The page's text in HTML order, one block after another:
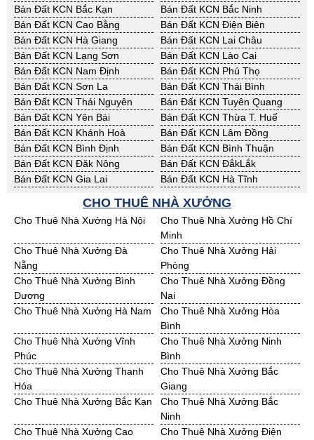
Bán Đất KCN Bắc Kạn
Bán Đất KCN Bắc Ninh
Bán Đất KCN Cao Bằng
Bán Đất KCN Điện Biên
Bán Đất KCN Hà Giang
Bán Đất KCN Lai Châu
Bán Đất KCN Lạng Sơn
Bán Đất KCN Lào Cai
Bán Đất KCN Nam Định
Bán Đất KCN Phú Thọ
Bán Đất KCN Sơn La
Bán Đất KCN Thái Bình
Bán Đất KCN Thái Nguyên
Bán Đất KCN Tuyên Quang
Bán Đất KCN Yên Bái
Bán Đất KCN Thừa T. Huế
Bán Đất KCN Khánh Hoà
Bán Đất KCN Lâm Đồng
Bán Đất KCN Bình Định
Bán Đất KCN Bình Thuận
Bán Đất KCN Đăk Nông
Bán Đất KCN ĐắkLắk
Bán Đất KCN Gia Lai
Bán Đất KCN Hà Tĩnh
Bán Đất KCN Nghệ An
Bán Đất KCN Ninh Thuận
Bán Đất KCN Phú Yên
Bán Đất KCN Quảng Bình
Bán Đất KCN Quảng Nam
Bán Đất KCN Quảng Ngãi
Bán Đất KCN Bà Rịa - VT
Bán Đất KCN Cần Thơ
Bán Đất KCN An Giang
Bán Đất KCN Bạc Liêu
Bán Đất KCN Bến Tre
Bán Đất KCN Bình Phước
Bán Đất KCN Cà Mau
Bán Đất KCN Đồng Tháp
Bán Đất KCN Hậu Giang
Bán Đất KCN Kiên Giang
Bán Đất KCN Long An
Bán Đất KCN Sóc Trăng
Bán Đất KCN Tây Ninh
Bán Đất KCN Tiền Giang
Bán Đất KCN Trà Vinh
Bán Đất KCN Vĩnh Long
Bán Đất KCN Hải Dương
Bán Đất KCN Hưng Yên
Bán Đất KCN Quảng Ninh
CHO THUÊ NHÀ XƯỞNG
Cho Thuê Nhà Xưởng Hà Nội
Cho Thuê Nhà Xưởng Hồ Chí
Minh
Cho Thuê Nhà Xưởng Đà
Nẵng
Cho Thuê Nhà Xưởng Hải
Phòng
Cho Thuê Nhà Xưởng Bình
Dương
Cho Thuê Nhà Xưởng Đồng
Nai
Cho Thuê Nhà Xưởng Hà Nam
Cho Thuê Nhà Xưởng Hòa
Bình
Cho Thuê Nhà Xưởng Vĩnh
Phúc
Cho Thuê Nhà Xưởng Ninh
Bình
Cho Thuê Nhà Xưởng Thanh
Hóa
Cho Thuê Nhà Xưởng Bắc
Giang
Cho Thuê Nhà Xưởng Bắc Kạn
Cho Thuê Nhà Xưởng Bắc
Ninh
Cho Thuê Nhà Xưởng Cao
Cho Thuê Nhà Xưởng Điện